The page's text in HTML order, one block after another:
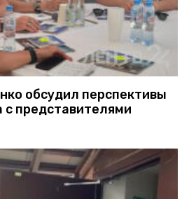
обсудил перспективы
с представителями